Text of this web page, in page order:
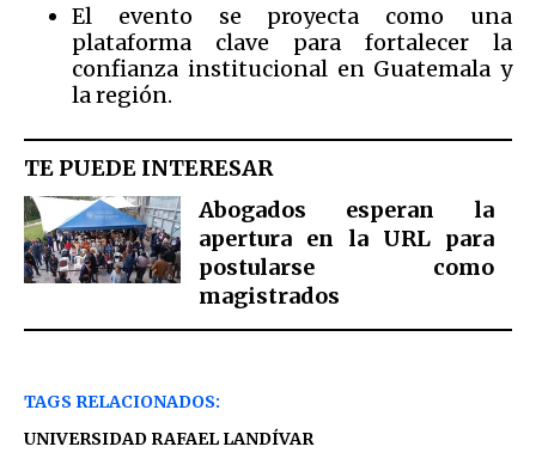
El evento se proyecta como una
plataforma clave para fortalecer la
confianza institucional en Guatemala y
la región.
TE PUEDE INTERESAR
Abogados esperan la
apertura en la URL para
postularse como
magistrados
TAGS RELACIONADOS:
UNIVERSIDAD RAFAEL LANDÍVAR